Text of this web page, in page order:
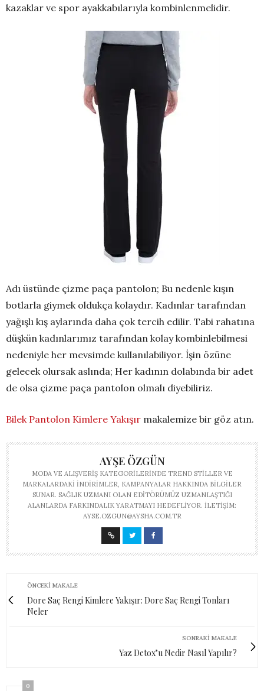
kazaklar ve spor ayakkabılarıyla kombinlenmelidir.
Adı üstünde çizme paça pantolon; Bu nedenle kışın
botlarla giymek oldukça kolaydır. Kadınlar tarafından
yağışlı kış aylarında daha çok tercih edilir. Tabi rahatına
düşkün kadınlarımız tarafından kolay kombinlebilmesi
nedeniyle her mevsimde kullanılabiliyor. İşin özüne
gelecek olursak aslında; Her kadının dolabında bir adet
de olsa çizme paça pantolon olmalı diyebiliriz.
Bilek Pantolon Kimlere Yakışır makalemize bir göz atın.
AYŞE ÖZGÜN
MODA VE ALIŞVERIŞ KATEGORILERINDE TREND STILLER VE
MARKALARDAKI INDIRIMLER, KAMPANYALAR HAKKINDA BILGILER
SUNAR. SAĞLIK UZMANI OLAN EDITÖRÜMÜZ UZMANLAŞTIĞI
ALANLARDA FARKINDALIK YARATMAYI HEDEFLIYOR. İLETIŞIM:
AYSE.OZGUN@AYSHA.COM.TR
ÖNCEKI MAKALE
Dore Saç Rengi Kimlere Yakışır: Dore Saç Rengi Tonları
Neler
SONRAKI MAKALE
Yaz Detox’u Nedir Nasıl Yapılır?
0